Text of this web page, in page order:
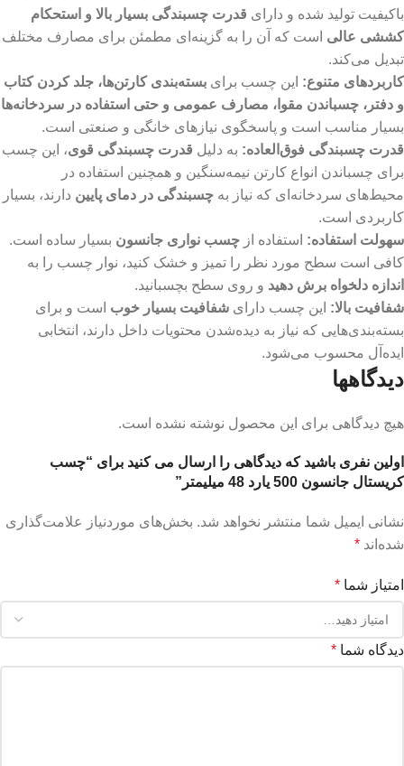
باکیفیت تولید شده و دارای قدرت چسبندگی بسیار بالا و استحکام
کششی عالی است که آن را به گزینه‌ای مطمئن برای مصارف مختلف
تبدیل می‌کند.
کاربردهای متنوع: این چسب برای بسته‌بندی کارتن‌ها، جلد کردن کتاب
و دفتر، چسباندن مقوا، مصارف عمومی و حتی استفاده در سردخانه‌ها
بسیار مناسب است و پاسخگوی نیازهای خانگی و صنعتی است.
قدرت چسبندگی فوق‌العاده: به دلیل قدرت چسبندگی قوی، این چسب
برای چسباندن انواع کارتن‌ نیمه‌سنگین و همچنین استفاده در
محیط‌های سردخانه‌ای که نیاز به چسبندگی در دمای پایین دارند، بسیار
کاربردی است.
سهولت استفاده: استفاده از چسب نواری جانسون بسیار ساده است.
کافی است سطح مورد نظر را تمیز و خشک کنید، نوار چسب را به
اندازه دلخواه برش دهید و روی سطح بچسبانید.
شفافیت بالا: این چسب دارای شفافیت بسیار خوب است و برای
بسته‌بندی‌هایی که نیاز به دیده‌شدن محتویات داخل دارند، انتخابی
ایده‌آل محسوب می‌شود.
دیدگاهها
هیچ دیدگاهی برای این محصول نوشته نشده است.
اولین نفری باشید که دیدگاهی را ارسال می کنید برای “چسب
کریستال جانسون 500 یارد 48 میلیمتر”
نشانی ایمیل شما منتشر نخواهد شد. بخش‌های موردنیاز علامت‌گذاری
شده‌اند *
امتیاز شما *
دیدگاه شما *